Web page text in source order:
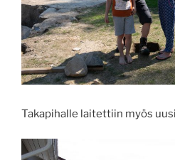
Takapihalle laitettiin myös